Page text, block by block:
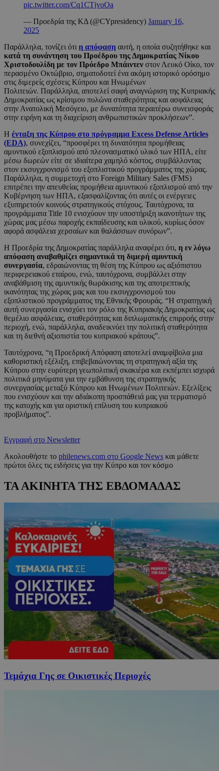
pic.twitter.com/Cq1CTjvoOa
— Προεδρία της ΚΔ (@CYpresidency) January 16,
2025
Παράλληλα, τονίζει ότι η απόφαση αυτή, η οποία συζητήθηκε και
κατά τη συνάντηση του Προέδρου της Δημοκρατίας Νίκου
Χριστοδουλίδη με τον Πρόεδρο Μπάιντεν στον Λευκό Οίκο, τον
περασμένο Οκτώβριο, σηματοδοτεί ένα ακόμη ιστορικό ορόσημο
στις διμερείς σχέσεις Κύπρου και Ηνωμένων
Πολιτειών. Παράλληλα, αποτελεί σαφή αναγνώριση της Κυπριακής
Δημοκρατίας ως κρίσιμου πυλώνα σταθερότητας και ασφάλειας
στην Ανατολική Μεσόγειο, με δυνατότητα περαιτέρω συνεισφοράς
στην ειρήνη και τη διαχείριση ανθρωπιστικών προκλήσεων”.
Η ένταξη της Κύπρου στο πρόγραμμα Excess Defense Articles
(EDA), συνεχίζει, “προσφέρει τη δυνατότητα προμήθειας
αμυντικού εξοπλισμού από πλεονασματικό υλικό των ΗΠΑ, είτε
μέσω δωρεών είτε σε ιδιαίτερα χαμηλό κόστος, συμβάλλοντας
στον εκσυγχρονισμό του εξοπλιστικού προγράμματος της χώρας.
Παράλληλα, η συμμετοχή στο Foreign Military Sales (FMS)
επιτρέπει την απευθείας προμήθεια αμυντικού εξοπλισμού από την
Κυβέρνηση των ΗΠΑ, εξασφαλίζοντας ότι αυτές οι ενέργειες
εξυπηρετούν κοινούς στρατηγικούς στόχους. Ταυτόχρονα, τα
προγράμματα Title 10 ενισχύουν την υποστήριξη ικανοτήτων της
χώρας μας μέσω παροχής εκπαίδευσης και υλικού, κυρίως όσον
αφορά ασφάλεια χερσαίων και θαλάσσιων συνόρων”.
Η Προεδρία της Δημοκρατίας παράλληλα αναφέρει ότι, η εν λόγω
απόφαση αναβαθμίζει σημαντικά τη διμερή αμυντική
συνεργασία, εδραιώνοντας τη θέση της Κύπρου ως αξιόπιστου
περιφερειακού εταίρου, ενώ, ταυτόχρονα, συμβάλλει στην
αναβάθμιση της αμυντικής θωράκισης και της αποτρεπτικής
ικανότητας της χώρας μας και του εκσυγχρονισμού του
εξοπλιστικού προγράμματος της Εθνικής Φρουράς. “Η στρατηγική
αυτή συνεργασία ενισχύει τον ρόλο της Κυπριακής Δημοκρατίας ως
θεμέλιο ασφάλειας, σταθερότητας και διπλωματικής επιρροής στην
περιοχή, ενώ, παράλληλα, αναδεικνύει την πολιτική σταθερότητα
και τη διεθνή αξιοπιστία του κυπριακού κράτους”.
Ταυτόχρονα, “η Προεδρική Απόφαση αποτελεί αναμφίβολα μια
καθοριστική εξέλιξη, επιβεβαιώνοντας τη στρατηγική αξία της
Κύπρου στην ευρύτερη γεωπολιτική σκακιέρα και εκπέμπει ισχυρά
πολιτικά μηνύματα για την εμβάθυνση της στρατηγικής
συνεργασίας μεταξύ Κύπρου και Ηνωμένων Πολιτειών. Εξελίξεις
που ενισχύουν και την αδιάκοπη προσπάθειά μας για τερματισμό
της κατοχής και για οριστική επίλυση του κυπριακού
προβλήματος”.
Εγγραφή στο Newsletter
Ακολουθήστε το philenews.com στο Google News και μάθετε
πρώτοι όλες τις ειδήσεις για την Κύπρο και τον κόσμο
ΤΑ ΑΚΙΝΗΤΑ ΤΗΣ ΕΒΔΟΜΑΔΑΣ
Τεμάχια Γης σε Οικιστικές Περιοχές